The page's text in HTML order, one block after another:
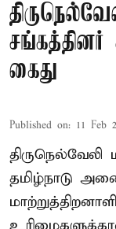
கைது
Published on: 11 Feb
தமிழ்நாடு